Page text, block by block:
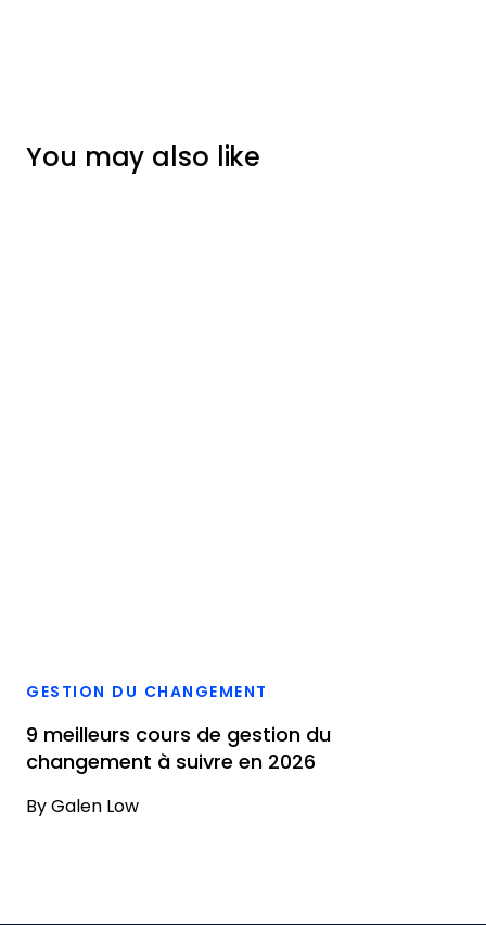
You may also like
GESTION DU CHANGEMENT
9 meilleurs cours de gestion du
changement à suivre en 2026
By Galen Low